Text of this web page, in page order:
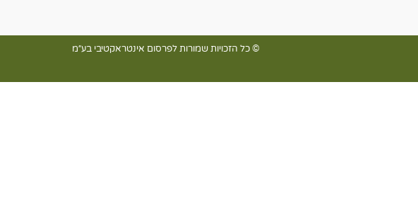
© כל הזכויות שמורות לפרסום אינטראקטיבי בע״מ